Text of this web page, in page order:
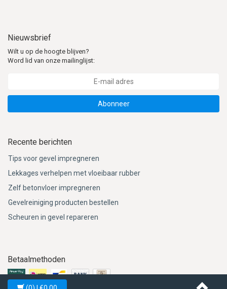
Nieuwsbrief
Wilt u op de hoogte blijven?
Word lid van onze mailinglijst:
Abonneer
Recente berichten
Tips voor gevel impregneren
Lekkages verhelpen met vloeibaar rubber
Zelf betonvloer impregneren
Gevelreiniging producten bestellen
Scheuren in gevel repareren
Betaalmethoden